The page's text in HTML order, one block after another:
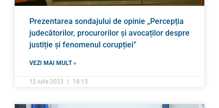
Prezentarea sondajului de opinie „Percepția
judecătorilor, procurorilor și avocaților despre
justiție și fenomenul corupției”
VEZI MAI MULT »
12 iulie 2023 18:15